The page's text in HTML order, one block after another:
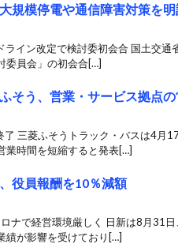
規模停電や通信障害対策を
ライン改定で検討委初会合 国土交
委員会」の初会合[…]
そう、営業・サービス拠点
三菱ふそうトラック・バスは4月
業時間を短縮すると発表[…]
役員報酬を10％減額
ナで経営環境厳しく 日新は8月31
績が影響を受けており[…]